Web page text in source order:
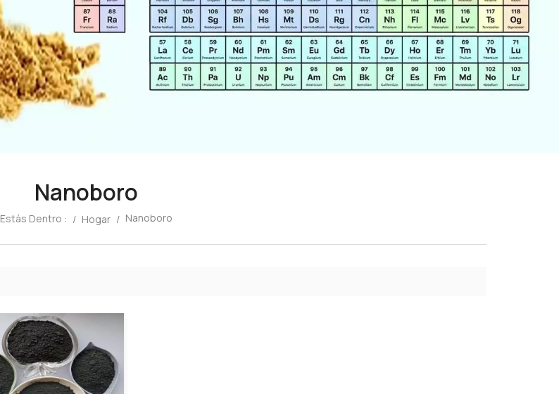
Nanoboro
Estás Dentro : / Hogar / Nanoboro